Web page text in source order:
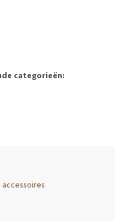
categorieën: